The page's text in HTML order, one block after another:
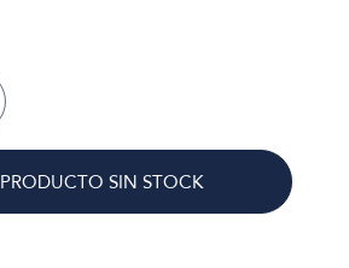
PRODUCTO SIN STOCK